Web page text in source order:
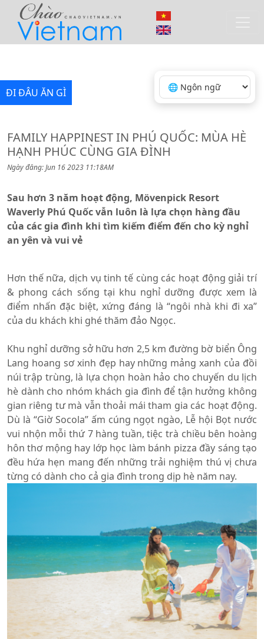
ĐI ĐÂU ĂN GÌ
FAMILY HAPPINEST IN PHÚ QUỐC: MÙA HÈ
HẠNH PHÚC CÙNG GIA ĐÌNH
Ngày đăng: Jun 16 2023 11:18AM
Sau hơn 3 năm hoạt động, Mövenpick Resort
Waverly Phú Quốc vẫn luôn là lựa chọn hàng đầu
của các gia đình khi tìm kiếm điểm đến cho kỳ nghỉ
an yên và vui vẻ
Hơn thế nữa, dịch vụ tinh tế cùng các hoạt động giải trí
& phong cách sống tại khu nghỉ dưỡng được xem là
điểm nhấn đặc biệt, xứng đáng là “ngôi nhà khi đi xa”
của du khách khi ghé thăm đảo Ngọc.
Khu nghỉ dưỡng sở hữu hơn 2,5 km đường bờ biển Ông
Lang hoang sơ xinh đẹp hay những mảng xanh của đồi
núi trập trùng, là lựa chọn hoàn hảo cho chuyến du lịch
hè dành cho nhóm khách gia đình để tận hưởng không
gian riêng tư mà vẫn thoải mái tham gia các hoạt động.
Dù là “Giờ Socola” ấm cúng ngọt ngào, Lễ hội Bọt nước
vui nhộn mỗi thứ 7 hàng tuần, tiệc trà chiều bên hoàng
hôn thơ mộng hay lớp học làm bánh pizza đầy sáng tạo
đều hứa hẹn mang đến những trải nghiệm thú vị chưa
từng có dành cho cả gia đình trong dịp hè năm nay.